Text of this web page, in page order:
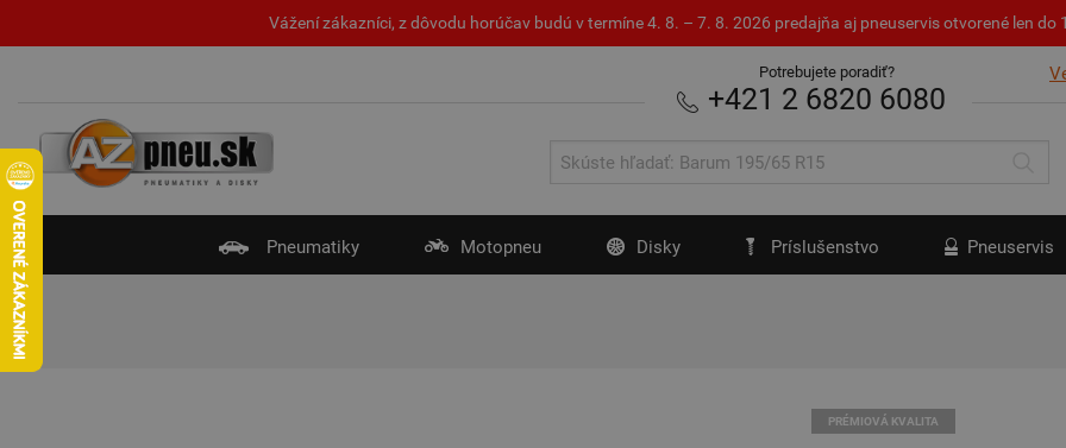
Vážení zákazníci, z dôvodu horúčav budú v termíne 4. 8. – 7. 8. 2026 predajňa aj pneuservis otvorené len do
Potrebujete poradiť?
+421 2 6820 6080
Pneumatiky Motopneu Disky Príslušenstvo Pneuservis
PRÉMIOVÁ KVALITA